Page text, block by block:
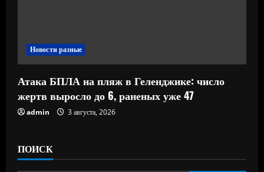
Новости разные
Атака БПЛА на пляж в Геленджике: число
жертв выросло до 6, раненых уже 47
admin 3 августа, 2026
ПОИСК